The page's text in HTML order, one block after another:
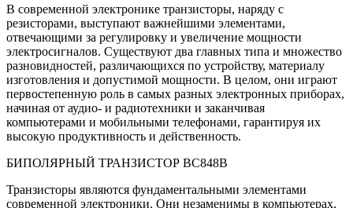
В современной электронике транзисторы, наряду с
резисторами, выступают важнейшими элементами,
отвечающими за регулировку и увеличение мощности
электросигналов. Существуют два главных типа и множество
разновидностей, различающихся по устройству, материалу
изготовления и допустимой мощности. В целом, они играют
первостепенную роль в самых разных электронных приборах,
начиная от аудио- и радиотехники и заканчивая
компьютерами и мобильными телефонами, гарантируя их
высокую продуктивность и действенность.
БИПОЛЯРНЫЙ ТРАНЗИСТОР BC848B
Транзисторы являются фундаментальными элементами
современной электроники. Они незаменимы в компьютерах,